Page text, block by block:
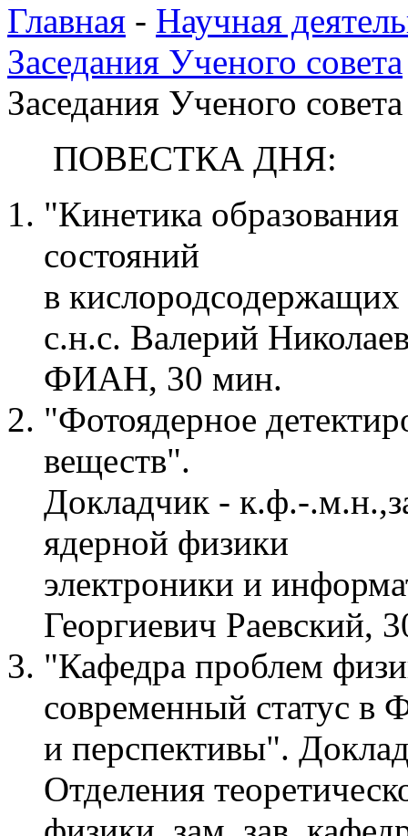
Главная - Научная
Заседания Ученого совета
Заседания Ученого
ПОВЕСТКА ДНЯ:
"Кинетика
состояний
в
с.н.с. Валерий
ФИАН, 30 мин.
"Фотоядерное
веществ".
Докладчик - к.ф.-
ядерной физики
электроники и
Георгиевич Раевский,
"Кафедра проблем
современный статус
и перспективы".
Отделения